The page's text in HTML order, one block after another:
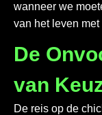
wanneer we
van het leven
De
van
De reis op de